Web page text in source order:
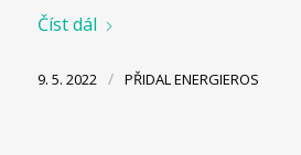
Číst dál
9. 5. 2022 / PŘIDALENERGIEROS